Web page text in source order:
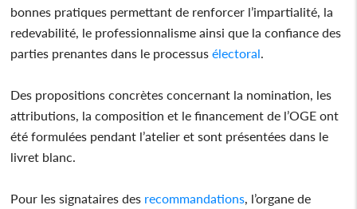
bonnes pratiques permettant de renforcer l’impartialité, la
redevabilité, le professionnalisme ainsi que la confiance des
parties prenantes dans le processusélectoral
Des propositions concrètes concernant la nomination, les
attributions, la composition et le financement de l’OGE ont
été formulées pendant l’atelier et sont présentées dans le
livret blanc.
Pour les signataires des recommandations , l’organe de